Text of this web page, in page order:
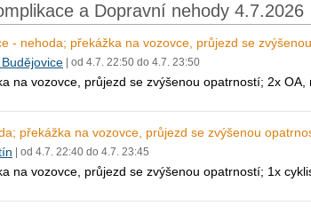
a Dopravní nehody 4.7.2026
- nehoda; překážka na vozovce, průjezd se
| od 4.7. 22:50 do 4.7. 23:50
na vozovce, průjezd se zvýšenou opatrností; 2x
překážka na vozovce, průjezd se zvýšenou
| od 4.7. 22:40 do 4.7. 23:45
na vozovce, průjezd se zvýšenou opatrností; 1x